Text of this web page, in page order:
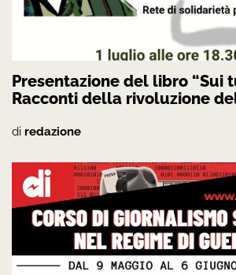
Presentazione del libro “Sui
Racconti della rivoluzione
di redazione